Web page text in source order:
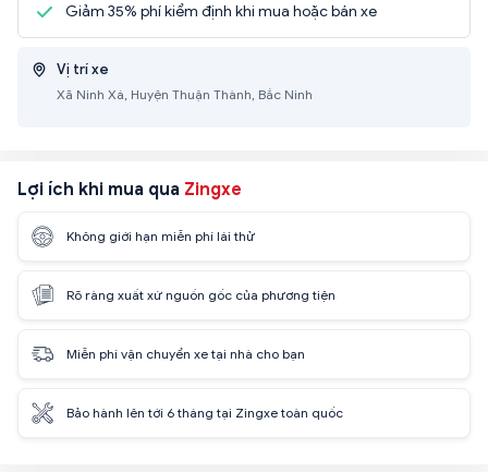
Giảm 35% phí kiểm định khi mua hoặc bán xe
Vị trí xe
Xã Ninh Xá, Huyện Thuận Thành, Bắc Ninh
Lợi ích khi mua qua Zingxe
Không giới hạn miễn phí lái thử
Rõ ràng xuất xứ nguồn gốc của phương tiện
Miễn phí vận chuyển xe tại nhà cho bạn
Bảo hành lên tới 6 tháng tại Zingxe toàn quốc